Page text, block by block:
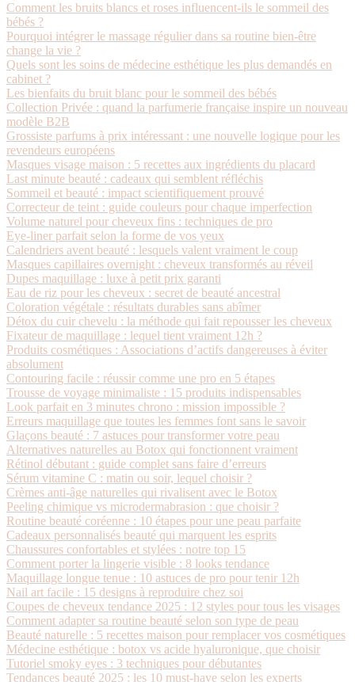
Comment les bruits blancs et roses influencent-ils le sommeil des
bébés ?
Pourquoi intégrer le massage régulier dans sa routine bien-être
change la vie ?
Quels sont les soins de médecine esthétique les plus demandés en
cabinet ?
Les bienfaits du bruit blanc pour le sommeil des bébés
Collection Privée : quand la parfumerie française inspire un nouveau
modèle B2B
Grossiste parfums à prix intéressant : une nouvelle logique pour les
revendeurs européens
Masques visage maison : 5 recettes aux ingrédients du placard
Last minute beauté : cadeaux qui semblent réfléchis
Sommeil et beauté : impact scientifiquement prouvé
Correcteur de teint : guide couleurs pour chaque imperfection
Volume naturel pour cheveux fins : techniques de pro
Eye-liner parfait selon la forme de vos yeux
Calendriers avent beauté : lesquels valent vraiment le coup
Masques capillaires overnight : cheveux transformés au réveil
Dupes maquillage : luxe à petit prix garanti
Eau de riz pour les cheveux : secret de beauté ancestral
Coloration végétale : résultats durables sans abîmer
Détox du cuir chevelu : la méthode qui fait repousser les cheveux
Fixateur de maquillage : lequel tient vraiment 12h ?
Produits cosmétiques : Associations d’actifs dangereuses à éviter
absolument
Contouring facile : réussir comme une pro en 5 étapes
Trousse de voyage minimaliste : 15 produits indispensables
Look parfait en 3 minutes chrono : mission impossible ?
Erreurs maquillage que toutes les femmes font sans le savoir
Glaçons beauté : 7 astuces pour transformer votre peau
Alternatives naturelles au Botox qui fonctionnent vraiment
Rétinol débutant : guide complet sans faire d’erreurs
Sérum vitamine C : matin ou soir, lequel choisir ?
Crèmes anti-âge naturelles qui rivalisent avec le Botox
Peeling chimique vs microdermabrasion : que choisir ?
Routine beauté coréenne : 10 étapes pour une peau parfaite
Cadeaux personnalisés beauté qui marquent les esprits
Chaussures confortables et stylées : notre top 15
Comment porter la lingerie visible : 8 looks tendance
Maquillage longue tenue : 10 astuces de pro pour tenir 12h
Nail art facile : 15 designs à reproduire chez soi
Coupes de cheveux tendance 2025 : 12 styles pour tous les visages
Comment adapter sa routine beauté selon son type de peau
Beauté naturelle : 5 recettes maison pour remplacer vos cosmétiques
Médecine esthétique : botox vs acide hyaluronique, que choisir
Tutoriel smoky eyes : 3 techniques pour débutantes
Tendances beauté 2025 : les 10 must-have selon les experts